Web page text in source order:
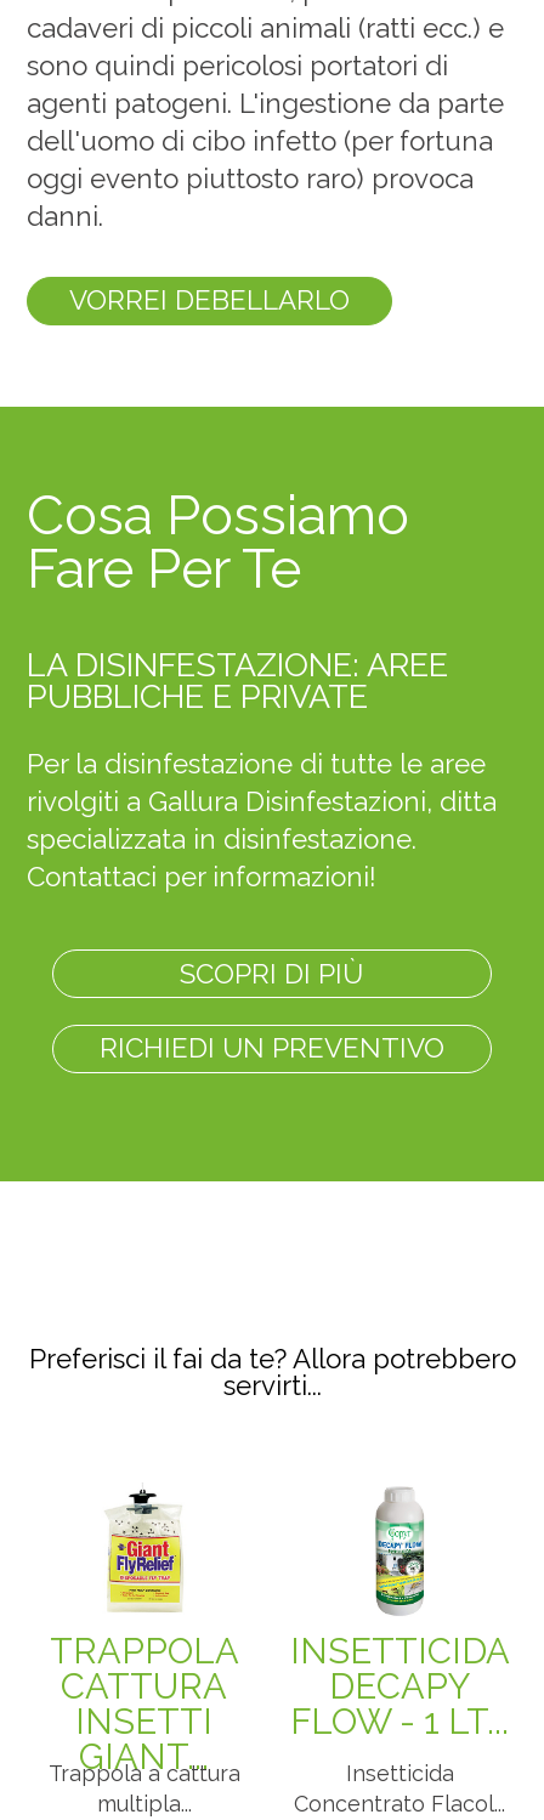
cadaveri di piccoli animali (ratti ecc.) e
sono quindi pericolosi portatori di
agenti patogeni. L'ingestione da parte
dell'uomo di cibo infetto (per fortuna
oggi evento piuttosto raro) provoca
danni.
VORREI DEBELLARLO
Cosa Possiamo
Fare Per Te
LA DISINFESTAZIONE: AREE
PUBBLICHE E PRIVATE
Per la disinfestazione di tutte le aree
rivolgiti a Gallura Disinfestazioni, ditta
specializzata in disinfestazione.
Contattaci per informazioni!
SCOPRI DI PIÙ
RICHIEDI UN PREVENTIVO
Preferisci il fai da te? Allora potrebbero
servirti...
TRAPPOLA
CATTURA
INSETTI
GIANT...
Trappola a cattura
multipla...
INSETTICIDA
DECAPY
FLOW - 1 LT...
Insetticida
Concentrato Flacol...